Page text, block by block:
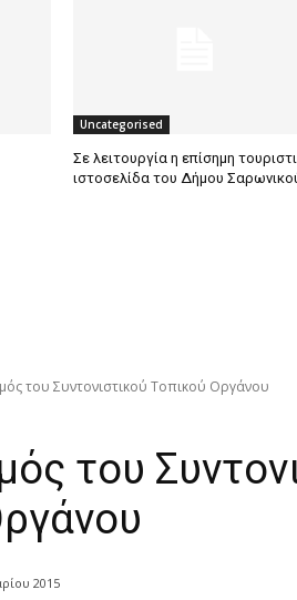
Uncategorised
Σε λειτουργία η επίσημη
ιστοσελίδα του Δήμου